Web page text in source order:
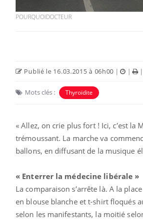
POURQUOIDOCTEUR
Publié le 16.03.2015 à 06h00 | |
Mots clés : Thyroïdite
« Allez, on crie plus fort ! Ici, c’est la
trémoussant. La marche va
ballons, en diffusant de la musique
« Enterrer la médecine libérale »
La comparaison s’arrête là. A la
en blouse blanche et t-shirt floqués
selon les manifestants, la moitié